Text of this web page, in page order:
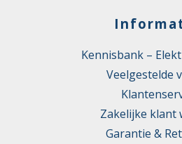
Kennisbank –
Veelgestelde
Zakelijke klant
Garantie &